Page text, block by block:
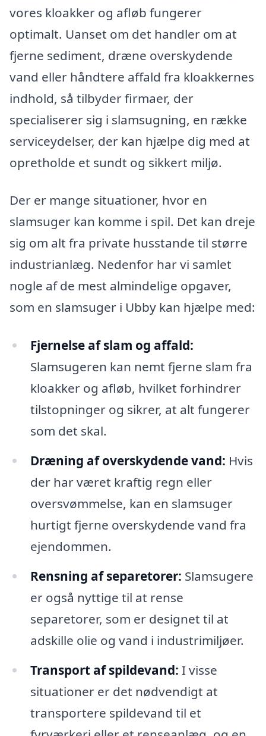
vores kloakker og afløb fungerer
optimalt. Uanset om det handler om at
fjerne sediment, dræne overskydende
vand eller håndtere affald fra kloakkernes
indhold, så tilbyder firmaer, der
specialiserer sig i slamsugning, en række
serviceydelser, der kan hjælpe dig med at
opretholde et sundt og sikkert miljø.
Der er mange situationer, hvor en
slamsuger kan komme i spil. Det kan dreje
sig om alt fra private husstande til større
industrianlæg. Nedenfor har vi samlet
nogle af de mest almindelige opgaver,
som en slamsuger i Ubby kan hjælpe med:
Fjernelse af slam og affald:
Slamsugeren kan nemt fjerne slam fra
kloakker og afløb, hvilket forhindrer
tilstopninger og sikrer, at alt fungerer
som det skal.
Dræning af overskydende vand: Hvis
der har været kraftig regn eller
oversvømmelse, kan en slamsuger
hurtigt fjerne overskydende vand fra
ejendommen.
Rensning af separetorer: Slamsugere
er også nyttige til at rense
separetorer, som er designet til at
adskille olie og vand i industrimiljøer.
Transport af spildevand: I visse
situationer er det nødvendigt at
transportere spildevand til et